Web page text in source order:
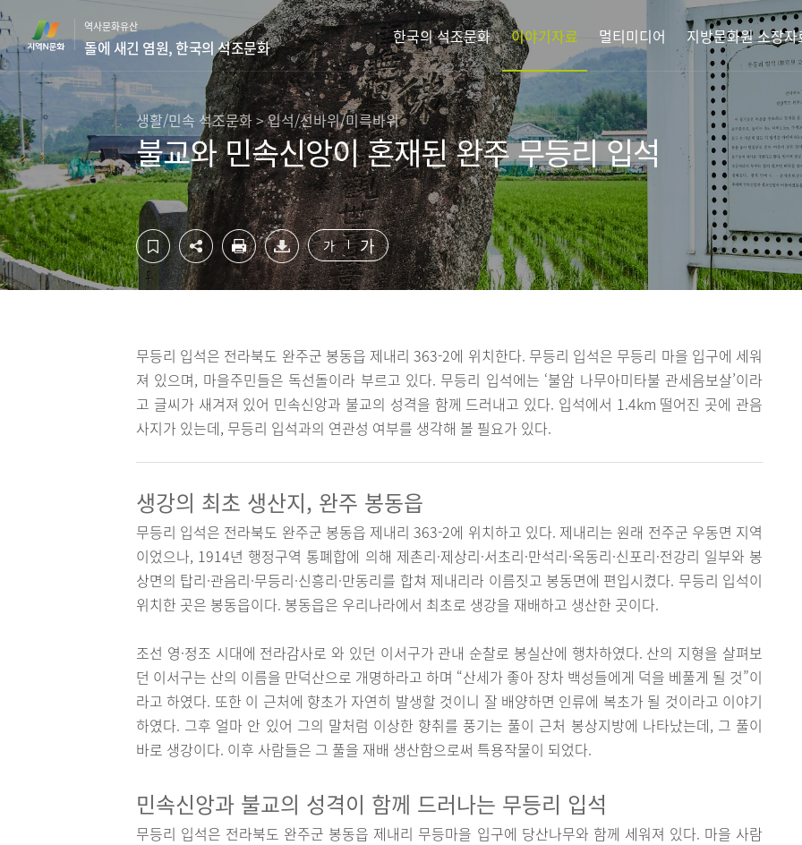
컨
텐
츠
영
역
바
로
가
기
하
단
영
역
바
로
가
기
역사문화유산
돌에 새긴 염원, 한국의 석조문화
한국의 석조문화 이야기자료 멀티미디어 지방문화원 소장자
생활/민속 석조문화 > 입석/선바위/미륵바위
불교와 민속신앙이 혼재된 완주 무등리 입석
가 가
무등리 입석은 전라북도 완주군 봉동읍 제내리 363-2에 위치한다. 무등리 입석은 무등리 마을 입구에 세워
져 있으며, 마을주민들은 독선돌이라 부르고 있다. 무등리 입석에는 ‘불암 나무아미타불 관세음보살’이라
고 글씨가 새겨져 있어 민속신앙과 불교의 성격을 함께 드러내고 있다. 입석에서 1.4km 떨어진 곳에 관음
사지가 있는데, 무등리 입석과의 연관성 여부를 생각해 볼 필요가 있다.
생강의 최초 생산지, 완주 봉동읍
무등리 입석은 전라북도 완주군 봉동읍 제내리 363-2에 위치하고 있다. 제내리는 원래 전주군 우동면 지역
이었으나, 1914년 행정구역 통폐합에 의해 제촌리·제상리·서초리·만석리·옥동리·신포리·전강리 일부와 봉
상면의 탑리·관음리·무등리·신흥리·만동리를 합쳐 제내리라 이름짓고 봉동면에 편입시켰다. 무등리 입석이
위치한 곳은 봉동읍이다. 봉동읍은 우리나라에서 최초로 생강을 재배하고 생산한 곳이다.
조선 영·정조 시대에 전라감사로 와 있던 이서구가 관내 순찰로 봉실산에 행차하였다. 산의 지형을 살펴보
던 이서구는 산의 이름을 만덕산으로 개명하라고 하며 “산세가 좋아 장차 백성들에게 덕을 베풀게 될 것”이
라고 하였다. 또한 이 근처에 향초가 자연히 발생할 것이니 잘 배양하면 인류에 복초가 될 것이라고 이야기
하였다. 그후 얼마 안 있어 그의 말처럼 이상한 향취를 풍기는 풀이 근처 봉상지방에 나타났는데, 그 풀이
바로 생강이다. 이후 사람들은 그 풀을 재배 생산함으로써 특용작물이 되었다.
민속신앙과 불교의 성격이 함께 드러나는 무등리 입석
무등리 입석은 전라북도 완주군 봉동읍 제내리 무등마을 입구에 당산나무와 함께 세워져 있다. 마을 사람